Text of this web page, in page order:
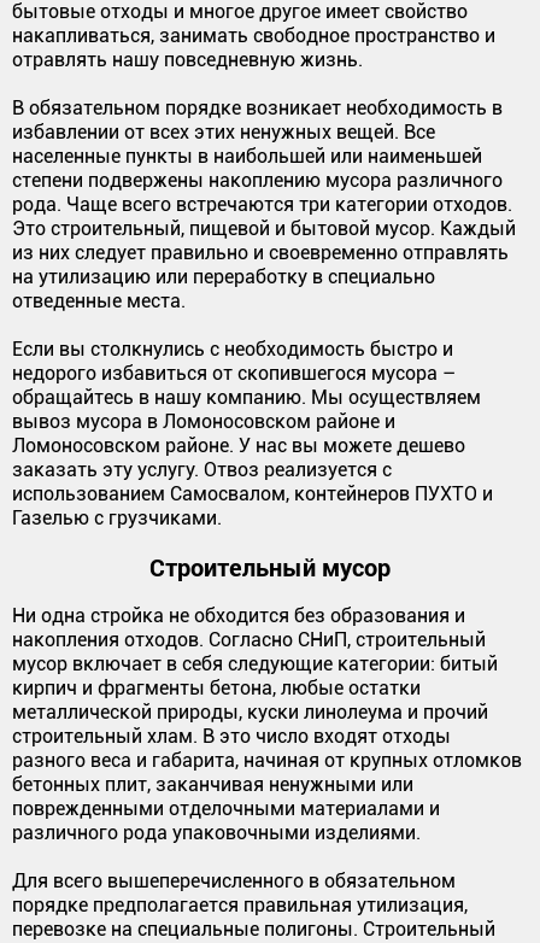
бытовые отходы и многое другое имеет свойство
накапливаться, занимать свободное пространство и
отравлять нашу повседневную жизнь.
В обязательном порядке возникает необходимость в
избавлении от всех этих ненужных вещей. Все
населенные пункты в наибольшей или наименьшей
степени подвержены накоплению мусора различного
рода. Чаще всего встречаются три категории отходов.
Это строительный, пищевой и бытовой мусор. Каждый
из них следует правильно и своевременно отправлять
на утилизацию или переработку в специально
отведенные места.
Если вы столкнулись с необходимость быстро и
недорого избавиться от скопившегося мусора –
обращайтесь в нашу компанию. Мы осуществляем
вывоз мусора в Ломоносовском районе и
Ломоносовском районе. У нас вы можете дешево
заказать эту услугу. Отвоз реализуется с
использованием Самосвалом, контейнеров ПУХТО и
Газелью с грузчиками.
Строительный мусор
Ни одна стройка не обходится без образования и
накопления отходов. Согласно СНиП, строительный
мусор включает в себя следующие категории: битый
кирпич и фрагменты бетона, любые остатки
металлической природы, куски линолеума и прочий
строительный хлам. В это число входят отходы
разного веса и габарита, начиная от крупных отломков
бетонных плит, заканчивая ненужными или
поврежденными отделочными материалами и
различного рода упаковочными изделиями.
Для всего вышеперечисленного в обязательном
порядке предполагается правильная утилизация,
перевозке на специальные полигоны. Строительный